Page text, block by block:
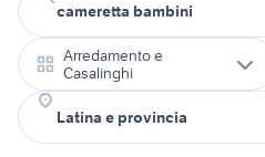
Arredamento e
Casalinghi